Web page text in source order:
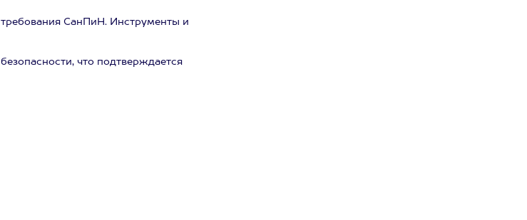
СанПиН. Инструменты и
что подтверждается